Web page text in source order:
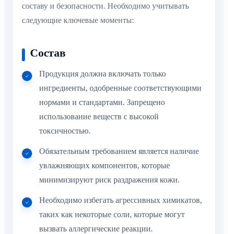
составу и безопасности. Необходимо учитывать
следующие ключевые моменты:
Состав
Продукция должна включать только
ингредиенты, одобренные соответствующими
нормами и стандартами. Запрещено
использование веществ с высокой
токсичностью.
Обязательным требованием является наличие
увлажняющих компонентов, которые
минимизируют риск раздражения кожи.
Необходимо избегать агрессивных химикатов,
таких как некоторые соли, которые могут
вызвать аллергические реакции.